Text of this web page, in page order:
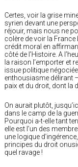
Certes, voir la grise
syrien devant une
réjouir, mais nous ne
colère de voir la
crédit moral en
côté de l’Histoire. A
la raison l’emporter et
issue politique
enthousiasme délirant
paix et du droit, dont la
On aurait plutôt,
dans le camp de la
Pourquoi a-t-elle tant
elle est l’un des
une logique
principes du droit
quel ravage !